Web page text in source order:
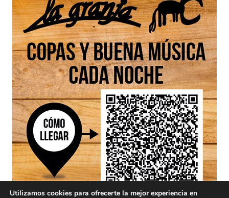
Utilizamos cookies para ofrecerte la mejor experiencia en